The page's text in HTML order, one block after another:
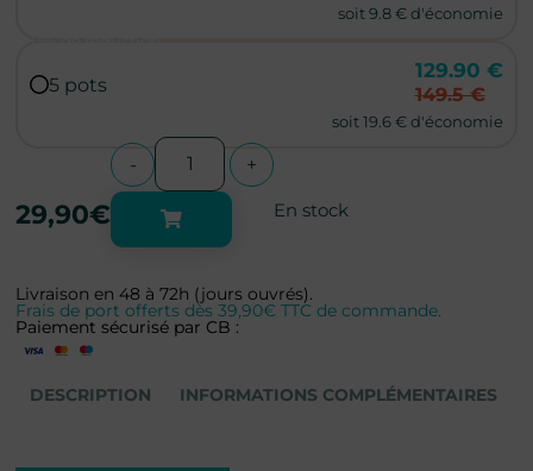
DESCRIPTION INFORMATIONS COMPLÉMENTAIRES
soit 9.8 € d'économie
5 pots
129.90 €
149.5 €
soit 19.6 € d'économie
29,90€ En stock
- +
Livraison en 48 à 72h (jours ouvrés).
Frais de port offerts dès 39,90€ TTC de commande.
Paiement sécurisé par CB :